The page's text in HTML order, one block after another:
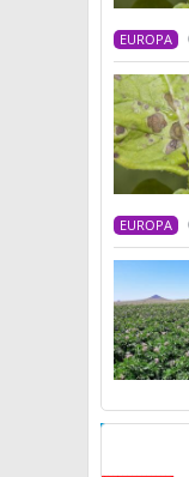
EUROPA
EUROPA